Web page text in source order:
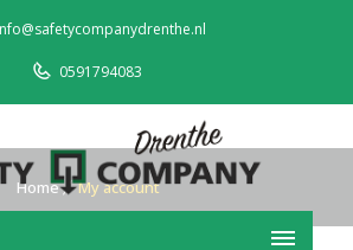
0591794083
Home My account